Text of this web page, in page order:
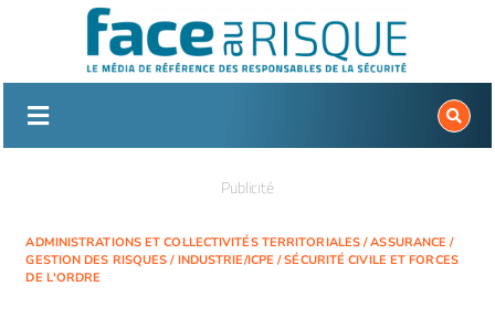
Publicité
ADMINISTRATIONS ET COLLECTIVITÉS TERRITORIALES /ASSURANCE /
GESTION DES RISQUES / INDUSTRIE/ICPE /SÉCURITÉ CIVILE ET FORCES
DE L'ORDRE